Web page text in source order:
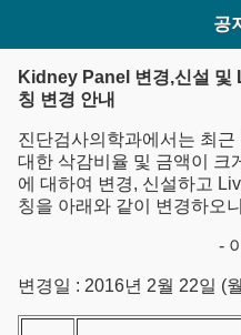
공
Kidney Panel 변경,신설 및
칭 변경 안내
진단검사의학과에서는 최
대한 삭감비율 및 금액이 크
에 대하여 변경, 신설하고
칭을 아래와 같이 변경하오
-
변경일 : 2016년 2월 22일 (